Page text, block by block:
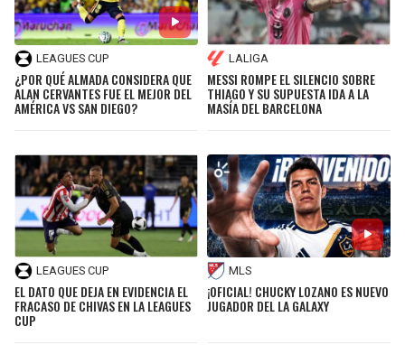
LEAGUES CUP
¿POR QUÉ ALMADA CONSIDERA QUE
ALAN CERVANTES FUE EL MEJOR DEL
AMÉRICA VS SAN DIEGO?
LALIGA
MESSI ROMPE EL SILENCIO SOBRE
THIAGO Y SU SUPUESTA IDA A LA
MASÍA DEL BARCELONA
LEAGUES CUP
EL DATO QUE DEJA EN EVIDENCIA EL
FRACASO DE CHIVAS EN LA LEAGUES
CUP
MLS
¡OFICIAL! CHUCKY LOZANO ES NUEVO
JUGADOR DEL LA GALAXY